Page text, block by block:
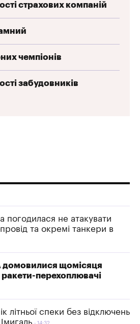
страхових компаній
чемпіонів
забудовників
погодилася не атакувати
та окремі танкери в
щомісяця
ракети-перехоплювачі
літньої спеки без відключень